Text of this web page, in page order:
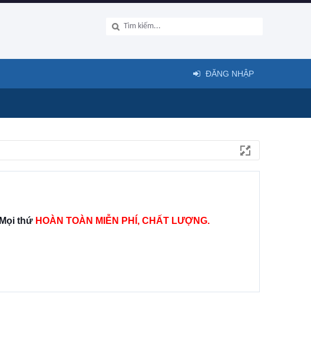
Mọi thứ HOÀN TOÀN MIỄN PHÍ, CHẤT LƯỢNG.
ĐĂNG NHẬP